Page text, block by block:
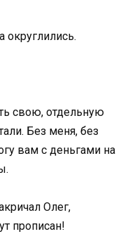
округлились.
свою, отдельную
Без меня, без
вам с деньгами на
Олег,
прописан!